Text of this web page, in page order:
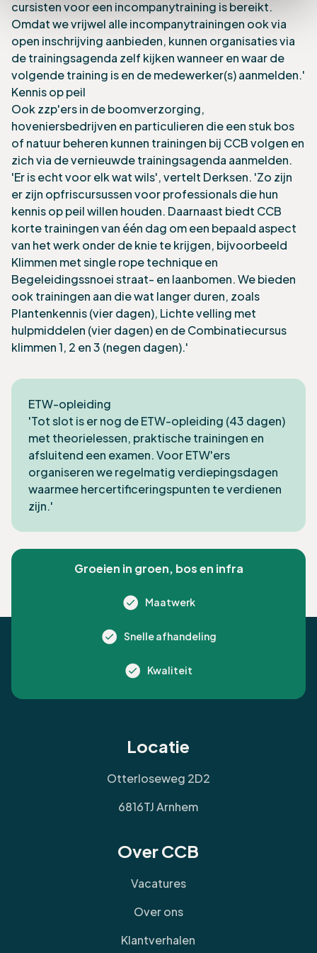
cursisten voor een incompanytraining is bereikt.
Omdat we vrijwel alle incompanytrainingen ook via
open inschrijving aanbieden, kunnen organisaties via
de trainingsagenda zelf kijken wanneer en waar de
volgende training is en de medewerker(s) aanmelden.'
Kennis op peil
Ook zzp'ers in de boomverzorging,
hoveniersbedrijven en particulieren die een stuk bos
of natuur beheren kunnen trainingen bij CCB volgen en
zich via de vernieuwde trainingsagenda aanmelden.
'Er is echt voor elk wat wils', vertelt Derksen. 'Zo zijn
er zijn opfriscursussen voor professionals die hun
kennis op peil willen houden. Daarnaast biedt CCB
korte trainingen van één dag om een bepaald aspect
van het werk onder de knie te krijgen, bijvoorbeeld
Klimmen met single rope technique en
Begeleidingssnoei straat- en laanbomen. We bieden
ook trainingen aan die wat langer duren, zoals
Plantenkennis (vier dagen), Lichte velling met
hulpmiddelen (vier dagen) en de Combinatiecursus
klimmen 1, 2 en 3 (negen dagen).'
ETW-opleiding
'Tot slot is er nog deETW-opleiding (43 dagen)
met theorielessen, praktische trainingen en
afsluitend een examen. Voor ETW'ers
organiseren we regelmatig verdiepingsdagen
waarmee hercertificeringspunten te verdienen
zijn.'
Groeien in groen, bos en infra
Maatwerk
Snelle afhandeling
Kwaliteit
Locatie
Otterloseweg 2D2
6816TJ Arnhem
Over CCB
Vacatures
Over ons
Klantverhalen